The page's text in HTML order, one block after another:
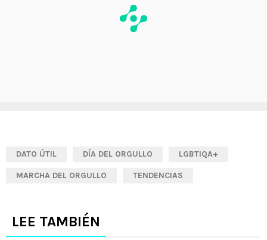
DATO ÚTIL DÍA DEL ORGULLO LGBTIQA+
MARCHA DEL ORGULLO TENDENCIAS
LEE TAMBIÉN